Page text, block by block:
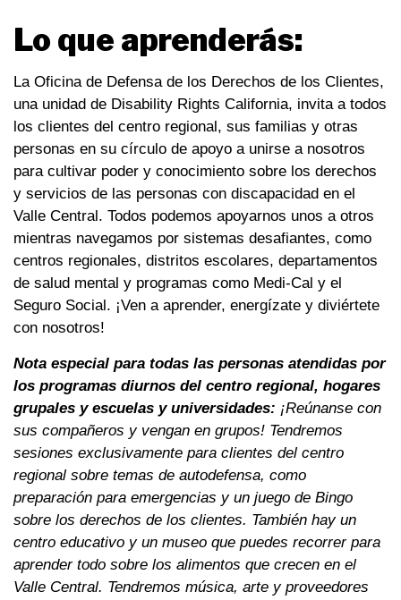
Lo que aprenderás:
La Oficina de Defensa de los Derechos de los Clientes,
una unidad de Disability Rights California, invita a todos
los clientes del centro regional, sus familias y otras
personas en su círculo de apoyo a unirse a nosotros
para cultivar poder y conocimiento sobre los derechos
y servicios de las personas con discapacidad en el
Valle Central. Todos podemos apoyarnos unos a otros
mientras navegamos por sistemas desafiantes, como
centros regionales, distritos escolares, departamentos
de salud mental y programas como Medi-Cal y el
Seguro Social. ¡Ven a aprender, energízate y diviértete
con nosotros!
Nota especial para todas las personas atendidas por
los programas diurnos del centro regional, hogares
grupales y escuelas y universidades: ¡Reúnanse con
sus compañeros y vengan en grupos! Tendremos
sesiones exclusivamente para clientes del centro
regional sobre temas de autodefensa, como
preparación para emergencias y un juego de Bingo
sobre los derechos de los clientes. También hay un
centro educativo y un museo que puedes recorrer para
aprender todo sobre los alimentos que crecen en el
Valle Central. Tendremos música, arte y proveedores